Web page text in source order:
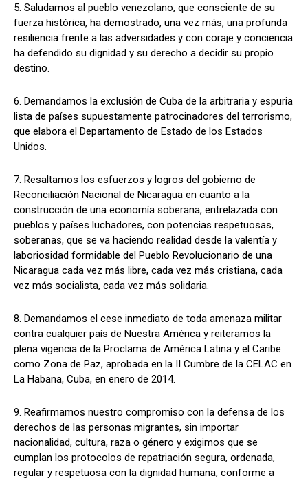
5. Saludamos al pueblo venezolano, que consciente de su
fuerza histórica, ha demostrado, una vez más, una profunda
resiliencia frente a las adversidades y con coraje y conciencia
ha defendido su dignidad y su derecho a decidir su propio
destino.
6. Demandamos la exclusión de Cuba de la arbitraria y espuria
lista de países supuestamente patrocinadores del terrorismo,
que elabora el Departamento de Estado de los Estados
Unidos.
7. Resaltamos los esfuerzos y logros del gobierno de
Reconciliación Nacional de Nicaragua en cuanto a la
construcción de una economía soberana, entrelazada con
pueblos y países luchadores, con potencias respetuosas,
soberanas, que se va haciendo realidad desde la valentía y
laboriosidad formidable del Pueblo Revolucionario de una
Nicaragua cada vez más libre, cada vez más cristiana, cada
vez más socialista, cada vez más solidaria.
8. Demandamos el cese inmediato de toda amenaza militar
contra cualquier país de Nuestra América y reiteramos la
plena vigencia de la Proclama de América Latina y el Caribe
como Zona de Paz, aprobada en la II Cumbre de la CELAC en
La Habana, Cuba, en enero de 2014.
9. Reafirmamos nuestro compromiso con la defensa de los
derechos de las personas migrantes, sin importar
nacionalidad, cultura, raza o género y exigimos que se
cumplan los protocolos de repatriación segura, ordenada,
regular y respetuosa con la dignidad humana, conforme a